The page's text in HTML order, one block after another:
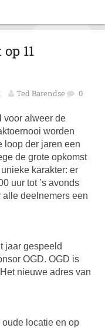
11
Ted Barendse 0
voor alweer de
worden
loop der jaren een
de grote opkomst
karakter: er
uur tot ’s avonds
alle deelnemers een
jaar gespeeld
OGD. OGD is
nieuwe adres van
locatie en op